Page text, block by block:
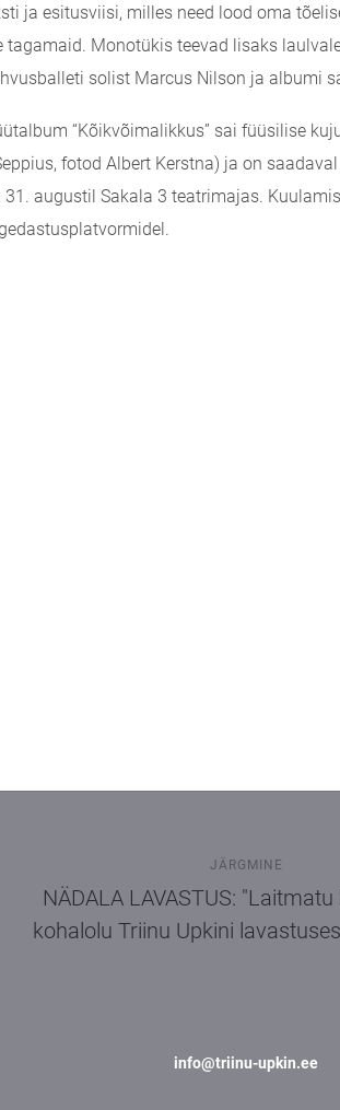
ja esitusviisi, milles need lood oma
tagamaid. Monotükis teevad lisaks
solist Marcus Nilson ja albumi
“Kõikvõimalikkus” sai füüsilise
fotod Albert Kerstna) ja on
31. augustil Sakala 3 teatrimajas.
JÄRGMINE
NÄDALA LAVASTUS:
kohalolu Triinu Upkini
info@triinu-upkin.ee